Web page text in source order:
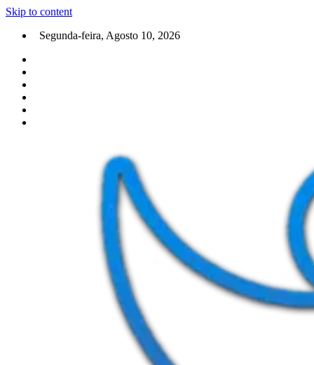
Skip to content
Segunda-feira, Agosto 10, 2026